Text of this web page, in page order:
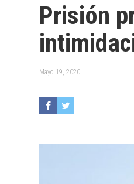
Prisión
Mayo 19, 2020